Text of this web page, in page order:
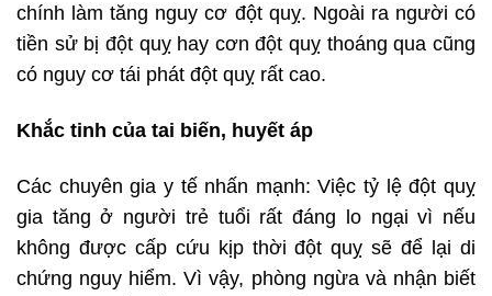
chính làm tăng nguy cơ đột quỵ. Ngoài ra người có
tiền sử bị đột quỵ hay cơn đột quỵ thoáng qua cũng
có nguy cơ tái phát đột quỵ rất cao.
Khắc tinh của tai biến, huyết áp
Các chuyên gia y tế nhấn mạnh: Việc tỷ lệ đột quỵ
gia tăng ở người trẻ tuổi rất đáng lo ngại vì nếu
không được cấp cứu kịp thời đột quỵ sẽ để lại di
chứng nguy hiểm. Vì vậy, phòng ngừa và nhận biết